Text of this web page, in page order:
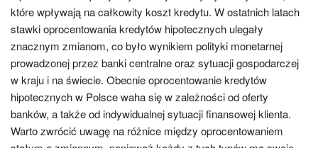
które wpływają na całkowity koszt kredytu. W ostatnich latach
stawki oprocentowania kredytów hipotecznych ulegały
znacznym zmianom, co było wynikiem polityki monetarnej
prowadzonej przez banki centralne oraz sytuacji gospodarczej
w kraju i na świecie. Obecnie oprocentowanie kredytów
hipotecznych w Polsce waha się w zależności od oferty
banków, a także od indywidualnej sytuacji finansowej klienta.
Warto zwrócić uwagę na różnice między oprocentowaniem